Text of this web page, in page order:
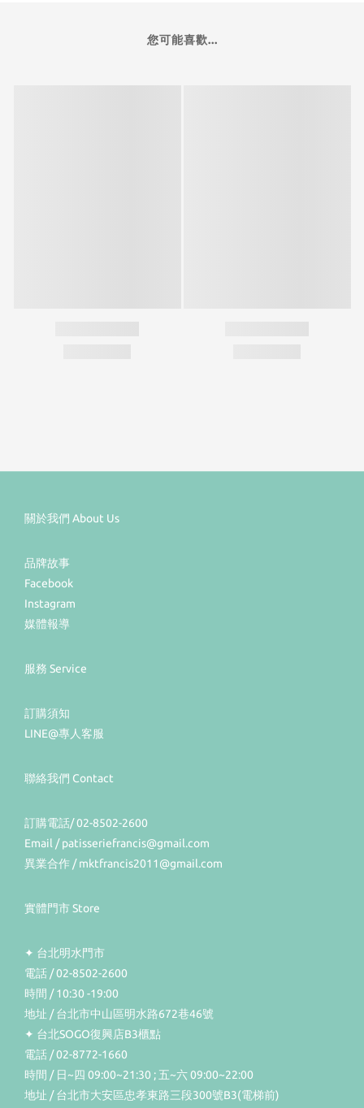
您可能喜歡...
關於我們 About Us
品牌故事
Facebook
Instagram
媒體報導
服務 Service
訂購須知
LINE@專人客服
聯絡我們 Contact
訂購電話/ 02-8502-2600
Email / patisseriefrancis@gmail.com
異業合作 / mktfrancis2011@gmail.com
實體門市 Store
✦ 台北明水門市
電話 / 02-8502-2600
時間 / 10:30 -19:00
地址 / 台北市中山區明水路672巷46號
✦ 台北SOGO復興店B3櫃點
電話 / 02-8772-1660
時間 / 日~四 09:00~21:30 ; 五~六 09:00~22:00
地址 / 台北市大安區忠孝東路三段300號B3(電梯前)